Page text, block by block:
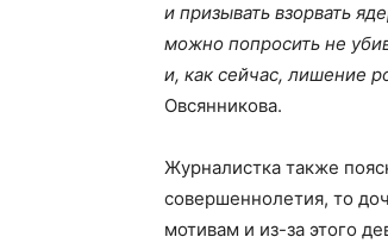
и призывать взорвать
можно попросить не
и, как сейчас, лишение
Овсянникова.
Журналистка также
совершеннолетия, то
мотивам и из-за этого